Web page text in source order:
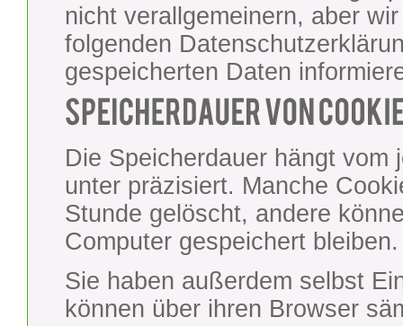
nicht verallgemeinern, aber
folgenden
gespeicherten Daten
Die Speicherdauer hängt
unter präzisiert. Manche
Stunde gelöscht, andere
Computer gespeichert bleiben.
Sie haben außerdem selbst
können über ihren Browser